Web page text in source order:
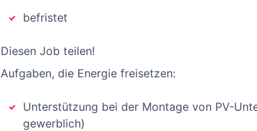
befristet
Diesen Job teilen!
Aufgaben, die Energie freisetzen:
Unterstützung bei der Montage von PV-
gewerblich)